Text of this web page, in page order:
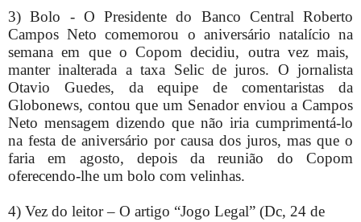
3) Bolo - O Presidente do Banco Central Roberto
Campos Neto comemorou o aniversário natalício na
semana em que o Copom decidiu, outra vez mais,
manter inalterada a taxa Selic de juros. O jornalista
Otavio Guedes, da equipe de comentaristas da
Globonews, contou que um Senador enviou a Campos
Neto mensagem dizendo que não iria cumprimentá-lo
na festa de aniversário por causa dos juros, mas que o
faria em agosto, depois da reunião do Copom
oferecendo-lhe um bolo com velinhas.
4) Vez do leitor – O artigo “Jogo Legal” (Dc, 24 de